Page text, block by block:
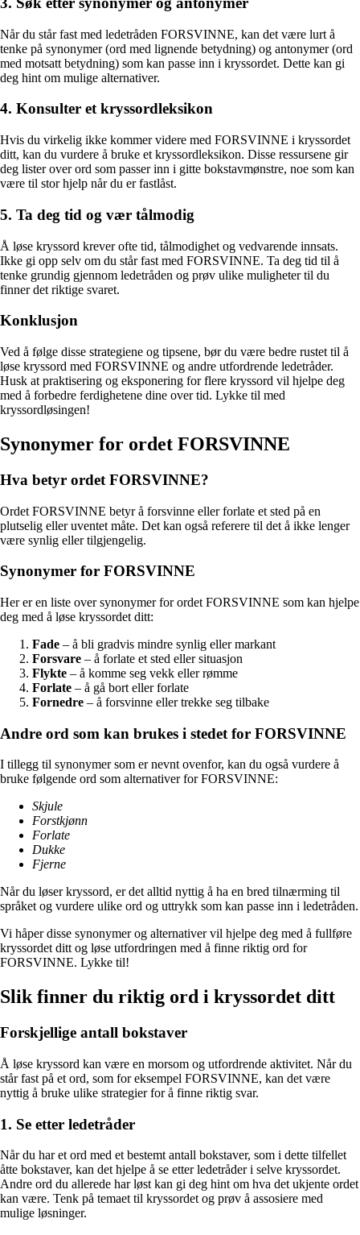
Når du står fast med ledetråden FORSVINNE, kan det være lurt å
tenke på synonymer (ord med lignende betydning) og antonymer (ord
med motsatt betydning) som kan passe inn i kryssordet. Dette kan gi
deg hint om mulige alternativer.
4. Konsulter et kryssordleksikon
Hvis du virkelig ikke kommer videre med FORSVINNE i kryssordet
ditt, kan du vurdere å bruke et kryssordleksikon. Disse ressursene gir
deg lister over ord som passer inn i gitte bokstavmønstre, noe som kan
være til stor hjelp når du er fastlåst.
5. Ta deg tid og vær tålmodig
Å løse kryssord krever ofte tid, tålmodighet og vedvarende innsats.
Ikke gi opp selv om du står fast med FORSVINNE. Ta deg tid til å
tenke grundig gjennom ledetråden og prøv ulike muligheter til du
finner det riktige svaret.
Konklusjon
Ved å følge disse strategiene og tipsene, bør du være bedre rustet til å
løse kryssord med FORSVINNE og andre utfordrende ledetråder.
Husk at praktisering og eksponering for flere kryssord vil hjelpe deg
med å forbedre ferdighetene dine over tid. Lykke til med
kryssordløsingen!
Synonymer for ordet FORSVINNE
Hva betyr ordet FORSVINNE?
Ordet FORSVINNE betyr å forsvinne eller forlate et sted på en
plutselig eller uventet måte. Det kan også referere til det å ikke lenger
være synlig eller tilgjengelig.
Synonymer for FORSVINNE
Her er en liste over synonymer for ordet FORSVINNE som kan hjelpe
deg med å løse kryssordet ditt:
Fade – å bli gradvis mindre synlig eller markant
Forsvare – å forlate et sted eller situasjon
Flykte – å komme seg vekk eller rømme
Forlate – å gå bort eller forlate
Fornedre – å forsvinne eller trekke seg tilbake
Andre ord som kan brukes i stedet for FORSVINNE
I tillegg til synonymer som er nevnt ovenfor, kan du også vurdere å
bruke følgende ord som alternativer for FORSVINNE:
Skjule
Forstkjønn
Forlate
Dukke
Fjerne
Når du løser kryssord, er det alltid nyttig å ha en bred tilnærming til
språket og vurdere ulike ord og uttrykk som kan passe inn i ledetråden.
Vi håper disse synonymer og alternativer vil hjelpe deg med å fullføre
kryssordet ditt og løse utfordringen med å finne riktig ord for
FORSVINNE. Lykke til!
Slik finner du riktig ord i kryssordet ditt
Forskjellige antall bokstaver
Å løse kryssord kan være en morsom og utfordrende aktivitet. Når du
står fast på et ord, som for eksempel FORSVINNE, kan det være
nyttig å bruke ulike strategier for å finne riktig svar.
1. Se etter ledetråder
Når du har et ord med et bestemt antall bokstaver, som i dette tilfellet
åtte bokstaver, kan det hjelpe å se etter ledetråder i selve kryssordet.
Andre ord du allerede har løst kan gi deg hint om hva det ukjente ordet
kan være. Tenk på temaet til kryssordet og prøv å assosiere med
mulige løsninger.